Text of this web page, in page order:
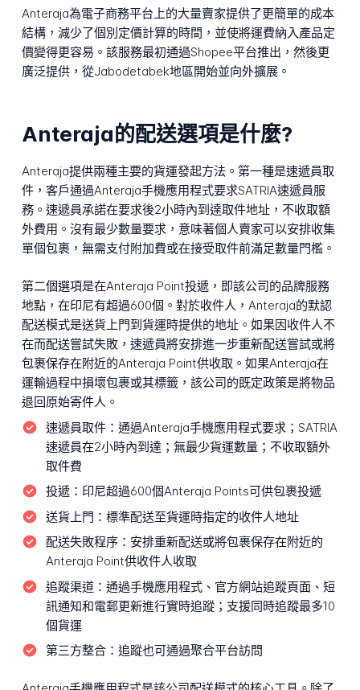
Anteraja為電子商務平台上的大量賣家提供了更簡單的成本
結構，減少了個別定價計算的時間，並使將運費納入產品定
價變得更容易。該服務最初通過Shopee平台推出，然後更
廣泛提供，從Jabodetabek地區開始並向外擴展。
Anteraja的配送選項是什麼?
Anteraja提供兩種主要的貨運發起方法。第一種是速遞員取
件，客戶通過Anteraja手機應用程式要求SATRIA速遞員服
務。速遞員承諾在要求後2小時內到達取件地址，不收取額
外費用。沒有最少數量要求，意味著個人賣家可以安排收集
單個包裹，無需支付附加費或在接受取件前滿足數量門檻。
第二個選項是在Anteraja Point投遞，即該公司的品牌服務
地點，在印尼有超過600個。對於收件人，Anteraja的默認
配送模式是送貨上門到貨運時提供的地址。如果因收件人不
在而配送嘗試失敗，速遞員將安排進一步重新配送嘗試或將
包裹保存在附近的Anteraja Point供收取。如果Anteraja在
運輸過程中損壞包裹或其標籤，該公司的既定政策是將物品
退回原始寄件人。
速遞員取件： 通過Anteraja手機應用程式要求；SATRIA
速遞員在2小時內到達；無最少貨運數量；不收取額外
取件費
投遞： 印尼超過600個Anteraja Points可供包裹投遞
送貨上門： 標準配送至貨運時指定的收件人地址
配送失敗程序： 安排重新配送或將包裹保存在附近的
Anteraja Point供收件人收取
追蹤渠道： 通過手機應用程式、官方網站追蹤頁面、短
訊通知和電郵更新進行實時追蹤；支援同時追蹤最多10
個貨運
第三方整合： 追蹤也可通過聚合平台訪問